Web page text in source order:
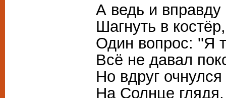
А ведь и
Шагнуть в
Один вопрос: ''Я
Всё не давал
Но вдруг
На Солнце